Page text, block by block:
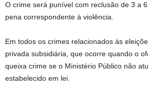
O crime será punível com reclusão de 3 a
pena correspondente à violência.
Em todos os crimes relacionados às
privada subsidiária, que ocorre quando o
queixa crime se o Ministério Público não
estabelecido em lei.